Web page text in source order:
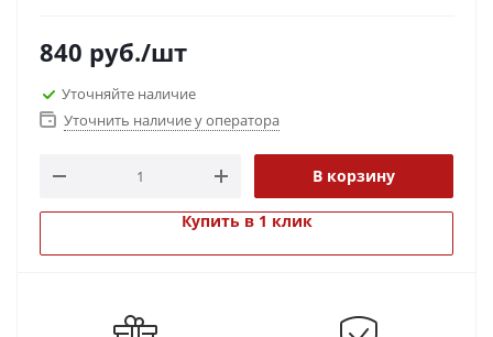
кристаллов сваровски, которые добавляют блек,
изящность и элитность композиции.
840 руб./шт
Уточняйте наличие
Уточнить наличие у оператора
В корзину
Купить в 1 клик